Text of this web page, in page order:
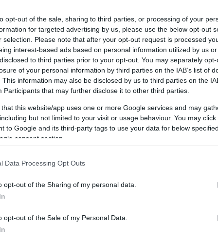
opt-out of the sale, sharing to third parties, or processing of your
for targeted advertising by us, please use the below opt-out
selection. Please note that after your opt-out request is processed
interest-based ads based on personal information utilized by us
to third parties prior to your opt-out. You may separately
of your personal information by third parties on the IAB’s list of
This information may also be disclosed by us to third parties on the
Participants that may further disclose it to other third parties.
that this website/app uses one or more Google services and may
but not limited to your visit or usage behaviour. You may
to Google and its third-party tags to use your data for below
consent section.
Data Processing Opt Outs
opt-out of the Sharing of my personal data.
opt-out of the Sale of my Personal Data.
összegyűlnek, hogy megbeszéljék az aktuális
feladatokat és célokat.
Kulcsszókutatás: Az Alapok Megteremtése
az egyik legfontosabb lépés a
Az ügynökség szakemberei különböző
azokat a kulcsszavakat, amelyek a
generálhatják ügyfeleik számára.
Hirdetési Kampányok Tervezése és Indítása
lépés a hirdetési kampányok megtervezése és
kidolgozzák a kampányok stratégiáját,
célközönséget, és elkészítik a hirdetésszövegeket.
futása közben és azok lezárulta után az
és elemzik az eredményeket. Az adatok
finomhangolását és a jövőbeni stratégiák
KERESŐMARKETING ÜGYNÖKSÉG
BUDAPEST, ONLINE MARKETI
Keresőmarketing ügynökség Budapest az
online marketing 101 ügynökség segítségével.
Hívjon minket ingyenes tanácsadásért
Tel:+36706290690
BLOGAJÁNLÓ
Szeretek tájékozódni viszonylagosan újnak
edzésformákról. Ha lehetőségem van rá, idôm
engedi részt veszek a nem jógaórán (évente
mert rengeteget ülök, valamint hosszú évek…